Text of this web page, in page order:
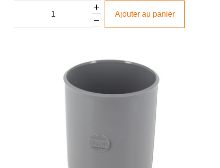
Ajouter au panier